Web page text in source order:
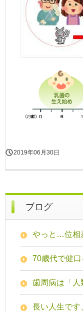
2019年06月30日
ブログ
やっと…位相
70歳代で健
歯周病は「人
長い人生です